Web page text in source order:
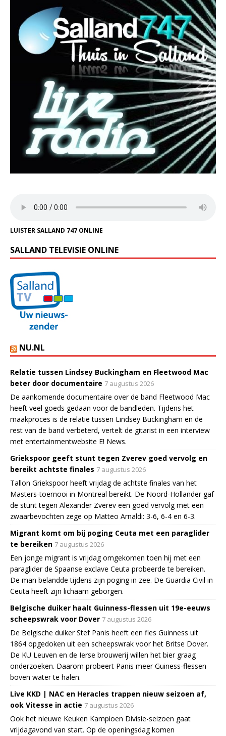
LUISTER SALLAND 747 ONLINE
SALLAND TELEVISIE ONLINE
NU.NL
Relatie tussen Lindsey Buckingham en Fleetwood Mac
beter door documentaire 7 augustus 2026
De aankomende documentaire over de band Fleetwood Mac
heeft veel goeds gedaan voor de bandleden. Tijdens het
maakproces is de relatie tussen Lindsey Buckingham en de
rest van de band verbeterd, vertelt de gitarist in een interview
met entertainmentwebsite E! News.
Griekspoor geeft stunt tegen Zverev goed vervolg en
bereikt achtste finales 7 augustus 2026
Tallon Griekspoor heeft vrijdag de achtste finales van het
Masters-toernooi in Montreal bereikt. De Noord-Hollander gaf
de stunt tegen Alexander Zverev een goed vervolg met een
zwaarbevochten zege op Matteo Arnaldi: 3-6, 6-4 en 6-3.
Migrant komt om bij poging Ceuta met een paraglider
te bereiken 7 augustus 2026
Een jonge migrant is vrijdag omgekomen toen hij met een
paraglider de Spaanse exclave Ceuta probeerde te bereiken.
De man belandde tijdens zijn poging in zee. De Guardia Civil in
Ceuta heeft zijn lichaam geborgen.
Belgische duiker haalt Guinness-flessen uit 19e-eeuws
scheepswrak voor Dover 7 augustus 2026
De Belgische duiker Stef Panis heeft een fles Guinness uit
1864 opgedoken uit een scheepswrak voor het Britse Dover.
De KU Leuven en de Ierse brouwerij willen het bier graag
onderzoeken. Daarom probeert Panis meer Guiness-flessen
boven water te halen.
Live KKD | NAC en Heracles trappen nieuw seizoen af,
ook Vitesse in actie 7 augustus 2026
Ook het nieuwe Keuken Kampioen Divisie-seizoen gaat
vrijdagavond van start. Op de openingsdag komen